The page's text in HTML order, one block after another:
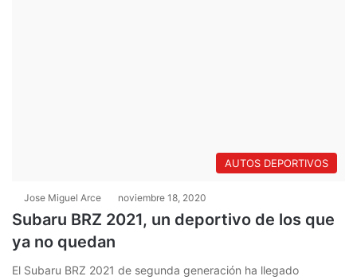
AUTOS DEPORTIVOS
Jose Miguel Arce noviembre 18, 2020
Subaru BRZ 2021, un deportivo de los que
ya no quedan
El Subaru BRZ 2021 de segunda generación ha llegado